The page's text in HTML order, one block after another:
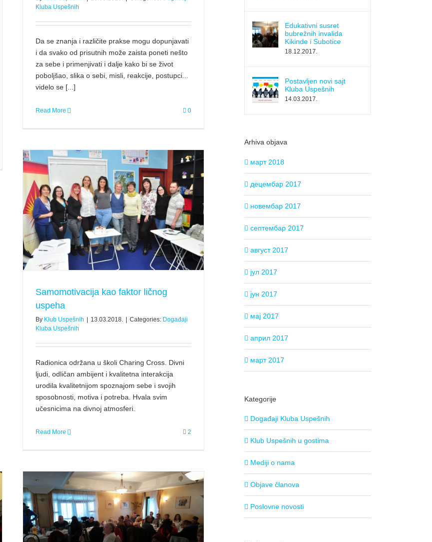
Kluba Uspešnih
Da se znanja i različite prakse mogu dopunjavati
i da svako od prisutnih može zaista poneti nešto
za sebe i primenjivati i dalje kako bi se život
poboljšao, slika o sebi, misli, reakcije, postupci...
videlo se [...]
Read More 0
Samomotivacija kao faktor ličnog
uspeha
By Klub Uspešnih 13.03.2018. Categories: Događaji
Kluba Uspešnih
Radionica održana u školi Charing Cross. Divni
ljudi, odličan ambijent i kvalitetna interakcija
urodila kvalitetnijom spoznajom sebe i svojih
sposobnosti, motiva i potreba. Hvala svim
učesnicima na divnoj atmosferi.
Read More 2
Edukativni susret
bubrežnih invalida
Kikinde i Subotice
18.12.2017.
Postavljen novi sajt
Kluba Uspešnih
14.03.2017.
Arhiva objava
март 2018
децембар 2017
новембар 2017
септембар 2017
август 2017
јул 2017
јун 2017
мај 2017
април 2017
март 2017
Kategorije
Događaji Kluba Uspešnih
Klub Uspešnih u gostima
Mediji o nama
Objave članova
Poslovne novosti